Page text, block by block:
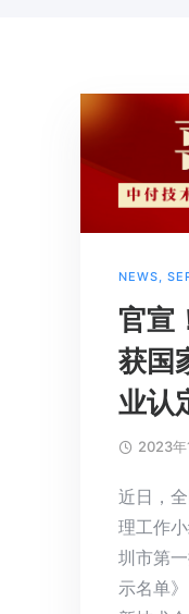
NEWS
官宣
获国
业认
2023年
近日，
理工作
圳市第
示名单